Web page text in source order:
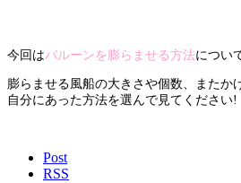
今回はバルーンを膨らませる方法につい
膨らませる風船の大きさや個数、またか
自分にあった方法を選んで見てください!
Post
RSS